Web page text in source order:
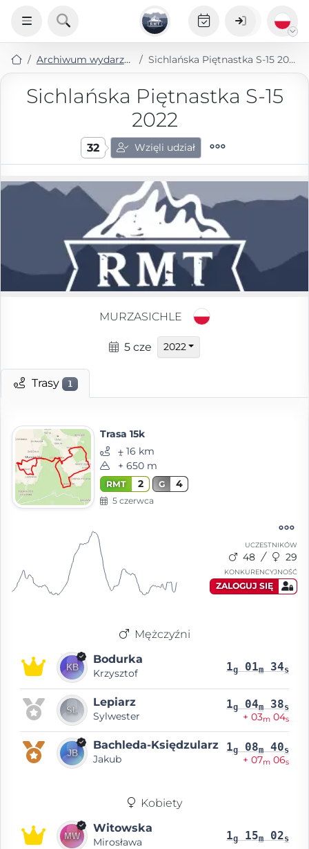
Archiwum wydarzeń Sichlańska Piętnastka S-15 2022
Sichlańska Piętnastka S-15
2022
32 Wzięli udział
MURZASICHLE
5 cze 2022
Trasy 1
Trasa 15k
⨦ 16 km
+ 650 m
RMT 2 G 4
5 czerwca
UCZESTNIKÓW
48 29
KONKURENCYJNOŚĆ
ZALOGUJ SIĘ
Mężczyźni
Bodurka
Krzysztof 1g 01m 34s
Lepiarz
Sylwester
1g 04m 38s
+ 03m 04s
Bachleda-Księdzularz
Jakub
1g 08m 40s
+ 07m 06s
Kobiety
Witowska
Mirosława 1g 15m 02s